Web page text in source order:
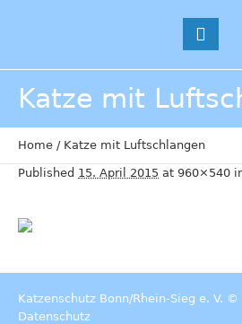
Katze mit
Home / Katze mit Luftschlangen
Published 15. April 2015 at 960×540
Katzenschutz Bonn/Rhein-Sieg e. V. ©
Datenschutz